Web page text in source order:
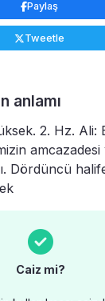
Paylaş
Tweetle
anlamı
2. Hz. Ali:
amcazadesi
Dördüncü
Caiz mi?